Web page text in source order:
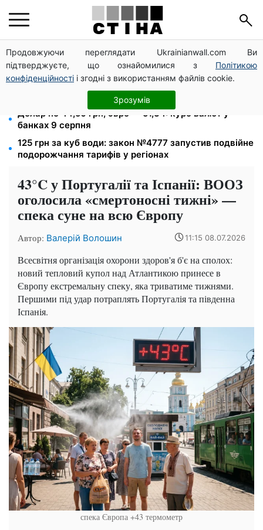
Продовжуючи переглядати Ukrainianwall.com Ви
підтверджуєте, що ознайомилися з Політикою
конфіденційності і згодні з використанням файлів cookie.
Зрозумів
Податкові номери чоловіків 18–60 років передадуть
ТЦК: Кабмін ухвалив нові правила пошуку
12 300 грн від УВКБ ООН: пенсіонери та безробітні
переселенці отримають виплати у серпні
Долар по 44,50 грн, євро — 51,34: курс валют у
банках 9 серпня
125 грн за куб води: закон №4777 запустив подвійне
подорожчання тарифів у регіонах
43°C у Португалії та Іспанії: ВООЗ
оголосила «смертоносні тижні» —
спека суне на всю Європу
Автор: Валерій Волошин 11:15 08.07.2026
Всесвітня організація охорони здоров'я б'є на сполох:
новий тепловий купол над Атлантикою принесе в
Європу екстремальну спеку, яка триватиме тижнями.
Першими під удар потраплять Португалія та південна
Іспанія.
спека Європа +43 термометр